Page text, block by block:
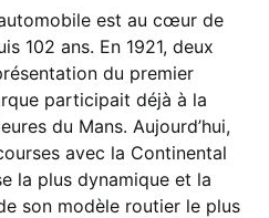
est au cœur de
102 ans. En 1921, deux
du premier
participait déjà à la
du Mans. Aujourd’hui,
avec la Continental
la plus dynamique et la
son modèle routier le plus